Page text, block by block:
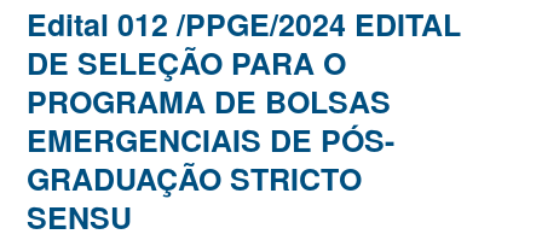
Edital 012 /PPGE/2024 EDITAL
DE SELEÇÃO PARA O
PROGRAMA DE BOLSAS
EMERGENCIAIS DE PÓS-
GRADUAÇÃO STRICTO
SENSU